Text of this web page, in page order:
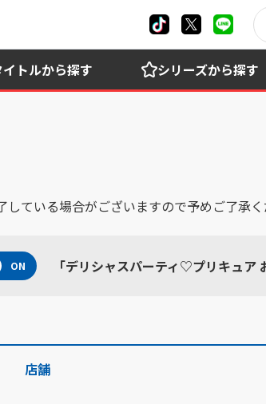
トルから探す シリーズから探す
ている場合がございますので予めご了承く
「デリシャスパーティ♡プリキュア
店舗